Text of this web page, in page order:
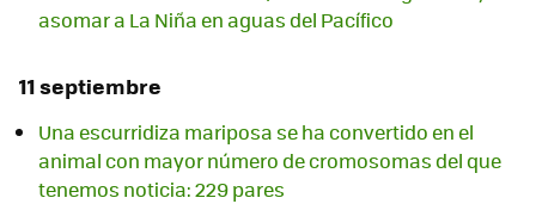
asomar a La Niña en aguas del Pacífico
11 septiembre
Una escurridiza mariposa se ha convertido en el
animal con mayor número de cromosomas del que
tenemos noticia: 229 pares